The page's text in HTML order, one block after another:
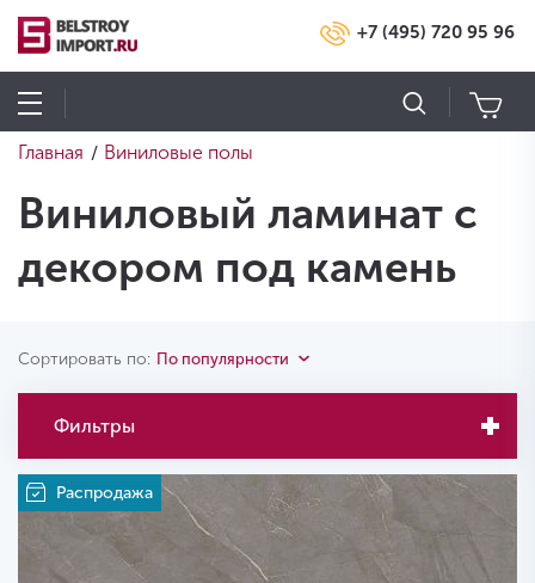
+7 (495) 720 95 96
Главная / Виниловые полы
Виниловый ламинат с
декором под камень
Сортировать по: По популярности
Фильтры
Распродажа